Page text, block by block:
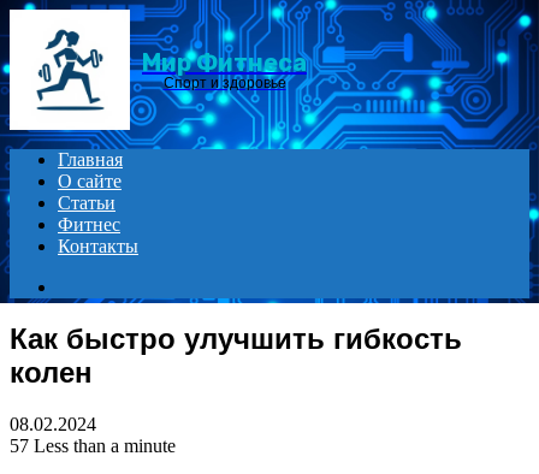
Menu
Мир Фитнеса
Спорт и здоровье
Главная
О сайте
Статьи
Фитнес
Контакты
for
Как быстро улучшить гибкость
колен
08.02.2024
57 Less than a minute